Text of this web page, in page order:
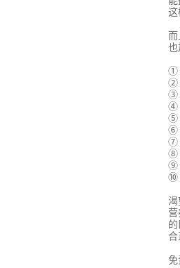
这
而
也
①
②
③
④
⑤
⑥
⑦
⑧
⑨
⑩
渴
合
免